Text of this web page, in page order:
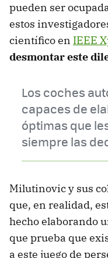
pueden ser
estos
científico en IEEE
desmontar este
Los coches
capaces de
óptimas que
siempre las
Milutinovic y sus
que, en realidad,
hecho elaborando
que prueba que
a este juego de